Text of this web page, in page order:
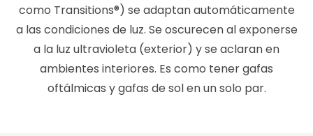
como Transitions®) se adaptan automáticamente
a las condiciones de luz. Se oscurecen al exponerse
a la luz ultravioleta (exterior) y se aclaran en
ambientes interiores. Es como tener gafas
oftálmicas y gafas de sol en un solo par.